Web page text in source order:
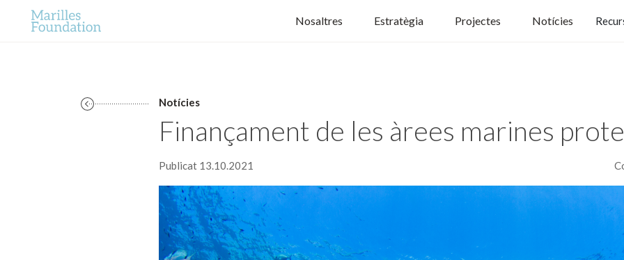
Nosaltres Estratègia Projectes Notícies
Notícies
Finançament de les àrees marines
Publicat 13.10.2021